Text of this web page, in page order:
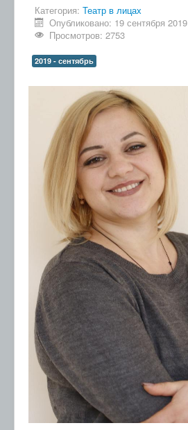
Категория: Театр в лицах
Опубликовано: 19 сентября 2019
Просмотров: 2753
2019 - сентябрь